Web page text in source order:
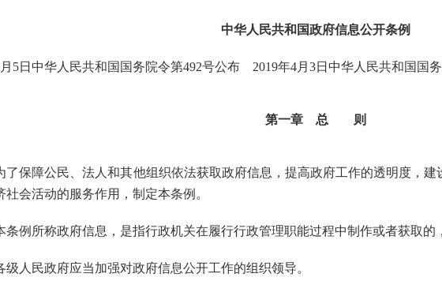
中华人民共和国政府信息公开条例
月 5日中华人民共和国国务院令第492号公布 2019年4月 3日中华人民共和国国
第一章 总 则
保障公民、法人和其他组织依法获取政府信息，提高政府工作的透明度，
社会活动的服务作用，制定本条例。
条例所称政府信息，是指行政机关在履行行政管理职能过程中制作或者获取的
人民政府应当加强对政府信息公开工作的组织领导。